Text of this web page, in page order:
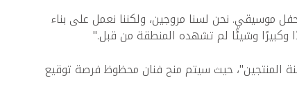
موسيقي. نحن لسنا مروجين، ولكننا نعمل على بناء
وكبيرًا وشيئًا لم تشهده المنطقة من قبل."
المنتجين"، حيث سيتم منح فنان محظوظ فرصة توقيع